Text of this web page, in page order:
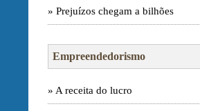
» Prejuízos chegam a bilhões
Empreendedorismo
» A receita do lucro